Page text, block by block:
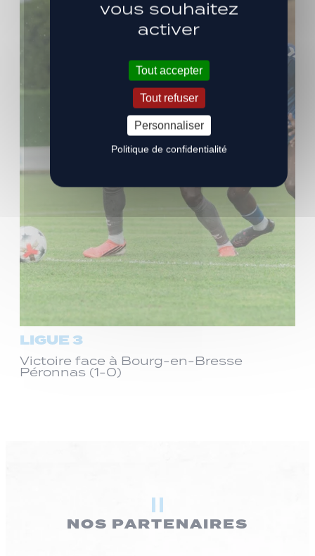
LIGUE 3
Victoire face à Bourg-en-Bresse
Péronnas (1-0)
NOS PARTENAIRES
vous souhaitez
activer
Tout accepter
Tout refuser
Personnaliser
Politique de confidentialité